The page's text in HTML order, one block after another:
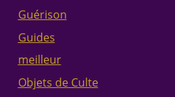
Guérison
Guides
meilleur
Objets de Culte